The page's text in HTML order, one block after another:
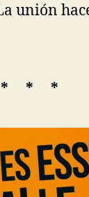
unión
* * *